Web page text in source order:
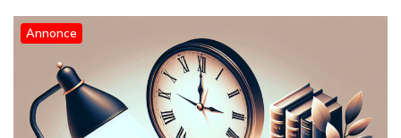
Annonce